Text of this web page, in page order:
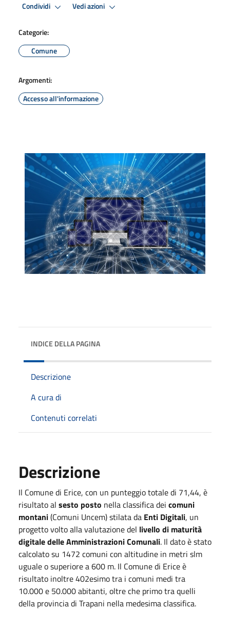
Condividi Vedi azioni
Categorie:
Comune
Argomenti:
Accesso all'informazione
INDICE DELLA PAGINA
Descrizione
A cura di
Contenuti correlati
Descrizione
Il Comune di Erice, con un punteggio totale di 71,44, è
risultato al sesto posto nella classifica dei comuni
montani(Comuni Uncem) stilata da Enti Digitali, un
progetto volto alla valutazione del livello di maturità
digitale delle Amministrazioni Comunali. Il dato è stato
calcolato su 1472 comuni con altitudine in metri slm
uguale o superiore a 600 m. Il Comune di Erice è
risultato inoltre 402esimo tra i comuni medi tra
10.000 e 50.000 abitanti, oltre che primo tra quelli
della provincia di Trapani nella medesima classifica.